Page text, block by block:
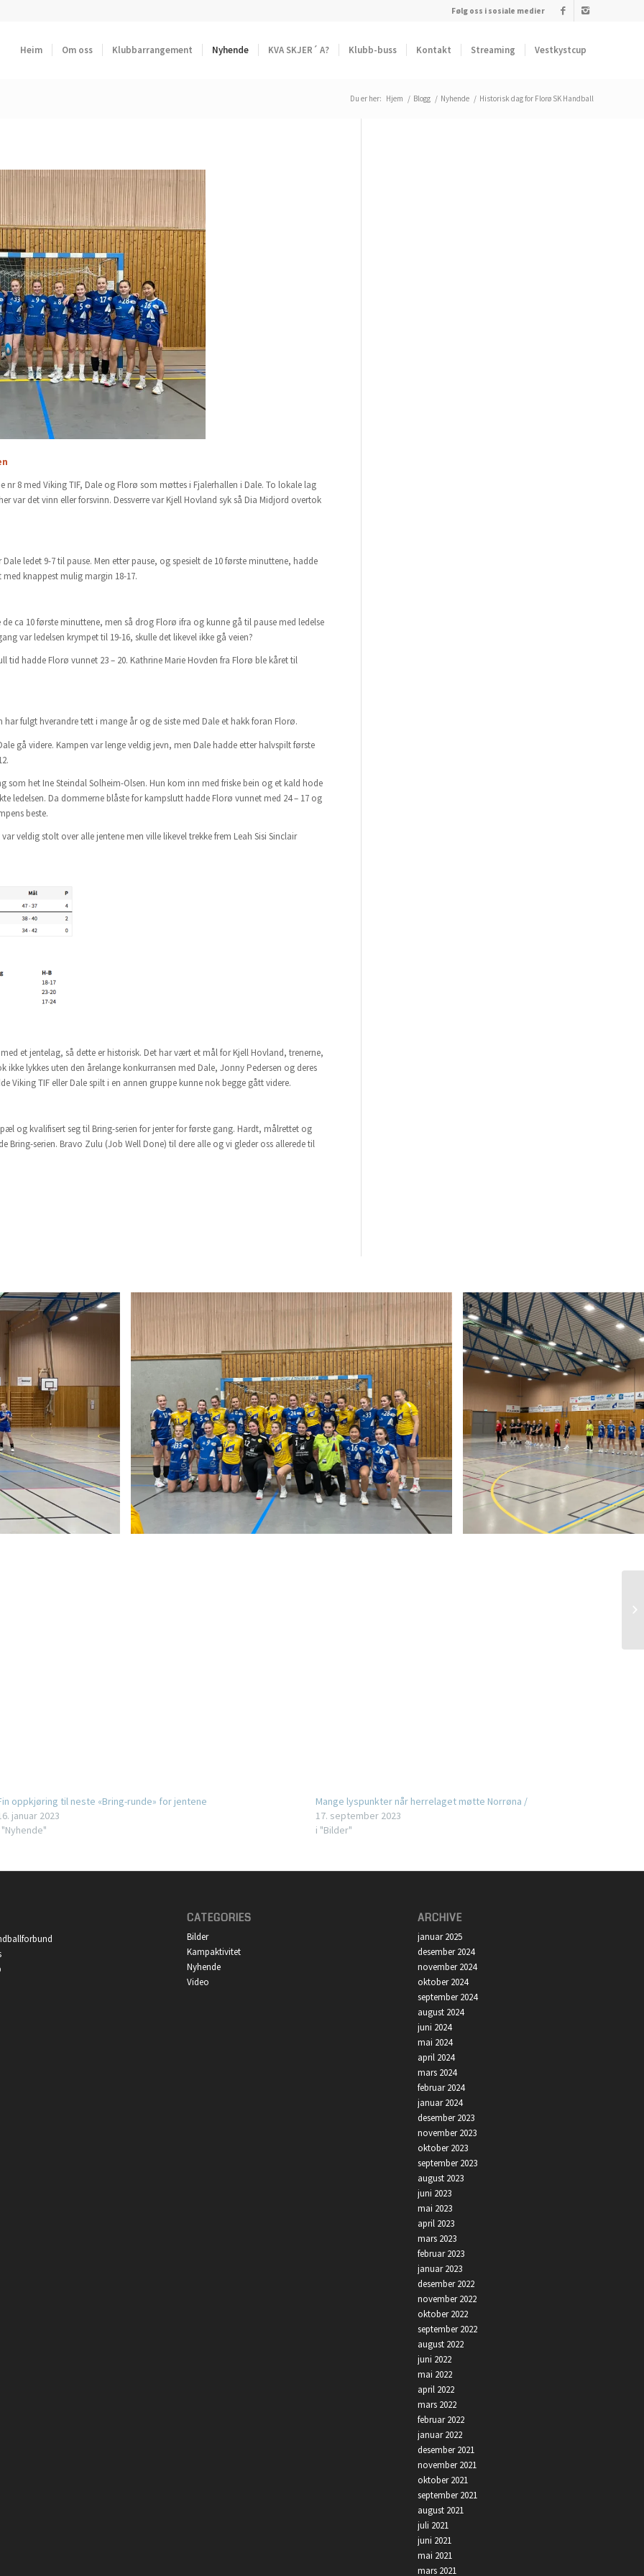
Følg oss i sosiale medier
Heim Om oss Klubbarrangement Nyhende KVA SKJER´ A? Klubb-buss Kontakt Streaming Vestkystcup
Du er her: Hjem / Blogg / Nyhende / Historisk dag for Florø SK Handball
nr 8 med Viking TIF, Dale og Florø som møttes i Fjalerhallen i Dale. To lokale lag
var det vinn eller forsvinn. Dessverre var Kjell Hovland syk så Dia Midjord overtok
ledet 9-7 til pause. Men etter pause, og spesielt de 10 første minuttene, hadde
knappest mulig margin 18-17.
ca 10 første minuttene, men så drog Florø ifra og kunne gå til pause med ledelse
var ledelsen krympet til 19-16, skulle det likevel ikke gå veien?
hadde Florø vunnet 23 – 20. Kathrine Marie Hovden fra Florø ble kåret til
fulgt hverandre tett i mange år og de siste med Dale et hakk foran Florø.
gå videre. Kampen var lenge veldig jevn, men Dale hadde etter halvspilt første
het Ine Steindal Solheim-Olsen. Hun kom inn med friske bein og et kald hode
ledelsen. Da dommerne blåste for kampslutt hadde Florø vunnet med 24 – 17 og
beste.
veldig stolt over alle jentene men ville likevel trekke frem Leah Sisi Sinclair
et jentelag, så dette er historisk. Det har vært et mål for Kjell Hovland, trenerne,
lykkes uten den årelange konkurransen med Dale, Jonny Pedersen og deres
Viking TIF eller Dale spilt i en annen gruppe kunne nok begge gått videre.
og kvalifisert seg til Bring-serien for jenter for første gang. Hardt, målrettet og
Bring-serien. Bravo Zulu (Job Well Done) til dere alle og vi gleder oss allerede til
oppkjøring til neste «Bring-runde» for jentene
januar 2023
"Nyhende"
Mange lyspunkter når herrelaget møtte Norrøna /
17. september 2023
i "Bilder"
CATEGORIES
Bilder
Kampaktivitet
Nyhende
Video
ARCHIVE
januar 2025
desember 2024
november 2024
oktober 2024
september 2024
august 2024
juni 2024
mai 2024
april 2024
mars 2024
februar 2024
januar 2024
desember 2023
november 2023
oktober 2023
september 2023
august 2023
juni 2023
mai 2023
april 2023
mars 2023
februar 2023
januar 2023
desember 2022
november 2022
oktober 2022
september 2022
august 2022
juni 2022
mai 2022
april 2022
mars 2022
februar 2022
januar 2022
desember 2021
november 2021
oktober 2021
september 2021
august 2021
juli 2021
juni 2021
mai 2021
mars 2021